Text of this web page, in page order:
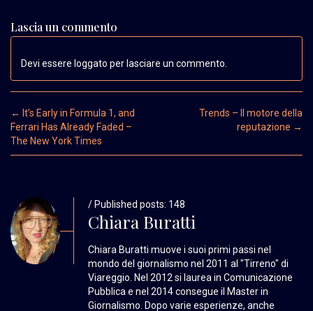
Lascia un commento
Devi essere loggato per lasciare un commento.
Post navigation
← It’s Early in Formula 1, and
Ferrari Has Already Faded –
The New York Times
Trends – Il motore della
reputazione →
/ Published posts: 148
Chiara Buratti
Chiara Buratti muove i suoi primi passi nel
mondo del giornalismo nel 2011 al "Tirreno" di
Viareggio. Nel 2012 si laurea in Comunicazione
Pubblica e nel 2014 consegue il Master in
Giornalismo. Dopo varie esperienze, anche